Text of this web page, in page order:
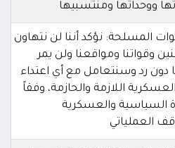
ووحداتها ومنتسبيها
المسلحة: نؤكد أننا لن نتهاون
وقواتنا ومواقعنا ولن يمر
دون رد وسنتعامل مع أي اعتداء
اللازمة والحازمة، وفقاً
السياسية والعسكرية
العملياتي